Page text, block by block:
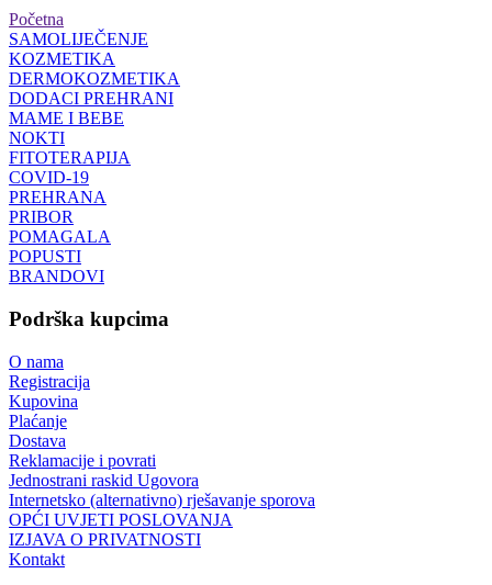
Početna
SAMOLIJEČENJE
KOZMETIKA
DERMOKOZMETIKA
DODACI PREHRANI
MAME I BEBE
NOKTI
FITOTERAPIJA
COVID-19
PREHRANA
PRIBOR
POMAGALA
POPUSTI
BRANDOVI
Podrška kupcima
O nama
Registracija
Kupovina
Plaćanje
Dostava
Reklamacije i povrati
Jednostrani raskid Ugovora
Internetsko (alternativno) rješavanje sporova
OPĆI UVJETI POSLOVANJA
IZJAVA O PRIVATNOSTI
Kontakt